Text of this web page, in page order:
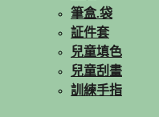
筆盒.袋
証件套
兒童填色
兒童刮畫
訓練手指